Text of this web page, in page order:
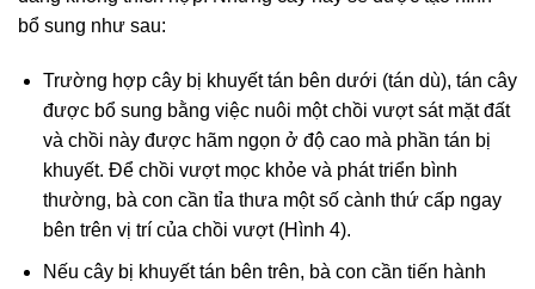
bổ sung như sau:
Trường hợp cây bị khuyết tán bên dưới (tán dù), tán cây
được bổ sung bằng việc nuôi một chồi vượt sát mặt đất
và chồi này được hãm ngọn ở độ cao mà phần tán bị
khuyết. Để chồi vượt mọc khỏe và phát triển bình
thường, bà con cần tỉa thưa một số cành thứ cấp ngay
bên trên vị trí của chồi vượt (Hình 4).
Nếu cây bị khuyết tán bên trên, bà con cần tiến hành